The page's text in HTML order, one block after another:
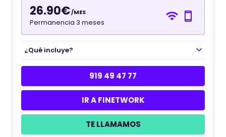
26.90€/MES
Permanencia 3 meses
¿Qué incluye?
919 49 47 77
IR A FINETWORK
TE LLAMAMOS